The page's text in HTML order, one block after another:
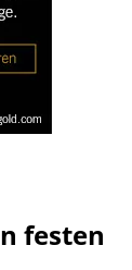
festen